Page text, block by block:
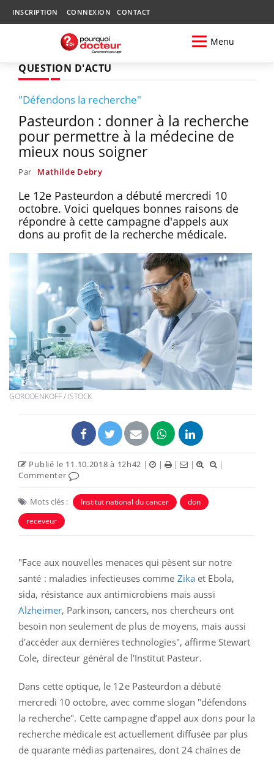
INSCRIPTION CONNEXION CONTACT
Menu
QUESTION D'ACTU
"Défendons la recherche"
Pasteurdon : donner à la recherche
pour permettre à la médecine de
mieux nous soigner
Par Mathilde Debry
Le 12e Pasteurdon a débuté mercredi 10
octobre. Voici quelques bonnes raisons de
répondre à cette campagne d'appels aux
dons au profit de la recherche médicale.
GORODENKOFF / ISTOCK
Publié le 11.10.2018 à 12h42 | | | |
|
Commenter
Mots clés : Institut national du cancer
don
receveur
"Face aux nouvelles menaces qui pèsent sur notre
santé : maladies infectieuses comme Zika et Ebola,
sida, résistance aux antimicrobiens mais aussi
Alzheimer, Parkinson, cancers, nos chercheurs ont
besoin non seulement de plus de moyens, mais aussi
d'accéder aux dernières technologies", affirme Stewart
Cole, directeur général de l'Institut Pasteur.
Dans cette optique, le 12e Pasteurdon a débuté
mercredi 10 octobre, avec comme slogan "défendons
la recherche". Cette campagne d’appel aux dons pour la
recherche médicale est actuellement diffusée par plus
de quarante médias partenaires, dont 24 chaînes de